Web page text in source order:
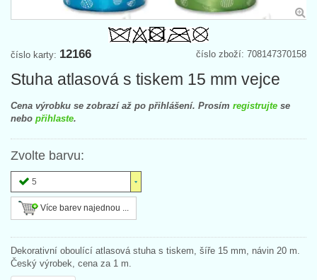
číslo zboží: 708147370158
číslo karty: 12166
Stuha atlasová s tiskem 15 mm vejce
Cena výrobku se zobrazí až po přihlášení. Prosím registrujte se
nebo přihlaste.
Zvolte barvu:
5
Více barev najednou ...
Dekorativní oboulící atlasová stuha s tiskem, šíře 15 mm, návin 20 m.
Český výrobek, cena za 1 m.